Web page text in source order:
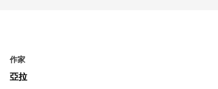
作家
亞拉